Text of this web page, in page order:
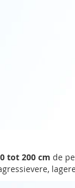
tot 200 cm de